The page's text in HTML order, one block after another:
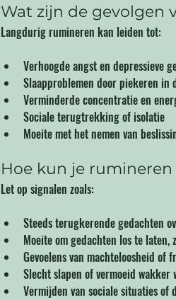
Wat zijn de gevolgen
Langdurig rumineren kan leiden tot:
Verhoogde angst en depressieve
Slaapproblemen door piekeren in
Verminderde concentratie en
Sociale terugtrekking of isolatie
Moeite met het nemen van
Hoe kun je
Let op signalen zoals:
Steeds terugkerende gedachten
Moeite om gedachten los te
Gevoelens van machteloosheid of
Slecht slapen of vermoeid wakker
Vermijden van sociale situaties of